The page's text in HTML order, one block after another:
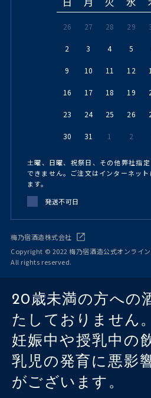
26 27 28 29
2 3 4 5
9 10 11 12
16 17 18 19
23 24 25 26
30 31 1 2
土曜、日曜、祝祭日、その他弊社指
できません。ご注文はインターネッ
ます。
発送不可日
梅乃宿酒造株式会社
Copyright © 2022 梅乃宿酒造公式オンライ
All rights reserved.
20歳未満の方への
たしておりません。
妊娠中や授乳中の
乳児の発育に悪影
がございます。